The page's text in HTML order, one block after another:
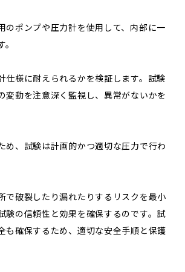
のポンプや圧力計を使用して、内部に一
仕様に耐えられるかを検証します。試験
変動を注意深く監視し、異常がないかを
め、試験は計画的かつ適切な圧力で行わ
で破裂したり漏れたりするリスクを最小
験の信頼性と効果を確保するのです。試
も確保するため、適切な安全手順と保護